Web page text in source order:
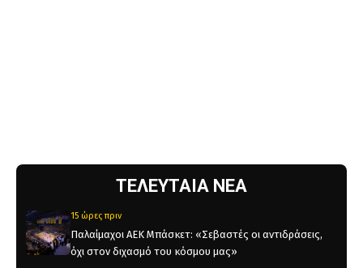
ΤΕΛΕΥΤΑΙΑ ΝΕΑ
15 ώρες πριν
Παλαίμαχοι ΑΕΚ Μπάσκετ: «Σεβαστές οι αντιδράσεις,
όχι στον διχασμό του κόσμου μας»